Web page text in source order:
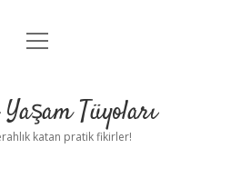
Anasayfa
Yasal Uyarı
menüyü
Tüyoları
katan pratik fikirler!